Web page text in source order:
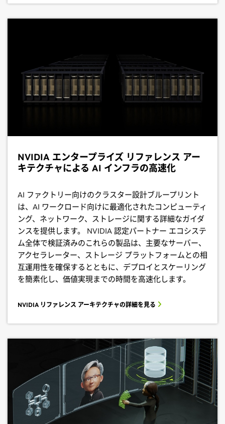
NVIDIA エンタープライズ リファレンス アー
キテクチャによる AI インフラの高速化
AI ファクトリー向けのクラスター設計ブループリント
は、AI ワークロード向けに最適化されたコンピューティ
ング、ネットワーク、ストレージに関する詳細なガイダ
ンスを提供します。 NVIDIA 認定パートナー エコシステ
ム全体で検証済みのこれらの製品は、主要なサーバー、
アクセラレーター、ストレージ プラットフォームとの相
互運用性を確保するとともに、デプロイとスケーリング
を簡素化し、価値実現までの時間を高速化します。
NVIDIA リファレンス アーキテクチャの詳細を見る